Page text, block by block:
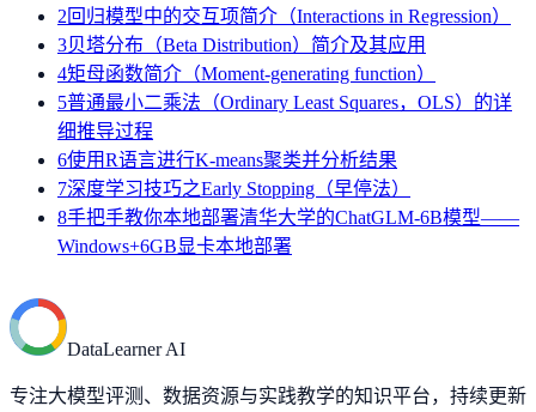
2回归模型中的交互项简介（Interactions in Regression）
3贝塔分布（Beta Distribution）简介及其应用
4矩母函数简介（Moment-generating function）
5普通最小二乘法（Ordinary Least Squares，OLS）的详
细推导过程
6使用R语言进行K-means聚类并分析结果
7深度学习技巧之Early Stopping（早停法）
8手把手教你本地部署清华大学的ChatGLM-6B模型——
Windows+6GB显卡本地部署
DataLearner AI
专注大模型评测、数据资源与实践教学的知识平台，持续更新